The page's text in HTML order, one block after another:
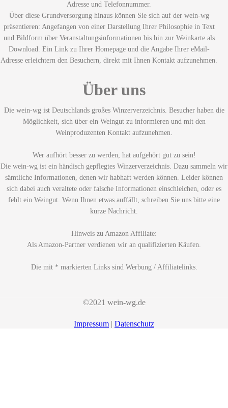
Adresse und Telefonnummer.
Über diese Grundversorgung hinaus können Sie sich auf der wein-wg
präsentieren: Angefangen von einer Darstellung Ihrer Philosophie in Text
und Bildform über Veranstaltungsinformationen bis hin zur Weinkarte als
Download. Ein Link zu Ihrer Homepage und die Angabe Ihrer eMail-
Adresse erleichtern den Besuchern, direkt mit Ihnen Kontakt aufzunehmen.
Über uns
Die wein-wg ist Deutschlands großes Winzerverzeichnis. Besucher haben die
Möglichkeit, sich über ein Weingut zu informieren und mit den
Weinproduzenten Kontakt aufzunehmen.
Wer aufhört besser zu werden, hat aufgehört gut zu sein!
Die wein-wg ist ein händisch gepflegtes Winzerverzeichnis. Dazu sammeln wir
sämtliche Informationen, denen wir habhaft werden können. Leider können
sich dabei auch veraltete oder falsche Informationen einschleichen, oder es
fehlt ein Weingut. Wenn Ihnen etwas auffällt, schreiben Sie uns bitte eine
kurze Nachricht.
Hinweis zu Amazon Affiliate:
Als Amazon-Partner verdienen wir an qualifizierten Käufen.
Die mit * markierten Links sind Werbung / Affiliatelinks.
©2021 wein-wg.de
Impressum | Datenschutz